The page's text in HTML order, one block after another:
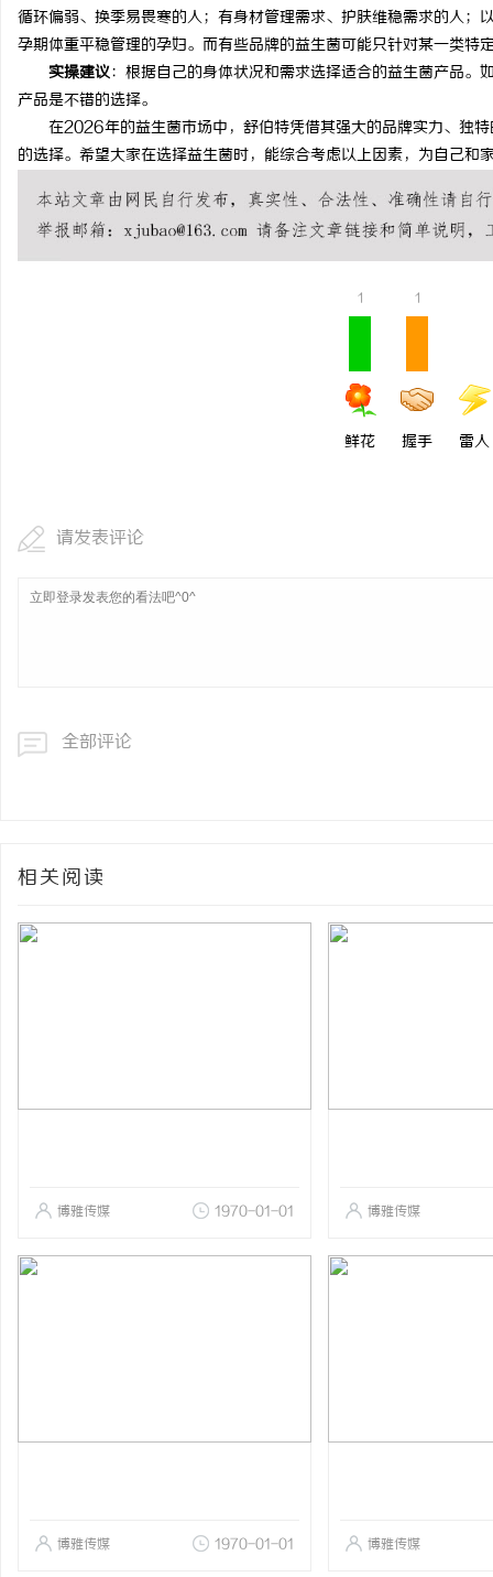
循环偏弱、换季易畏寒的人；有身材管理需求、护肤维稳需求的人
孕期体重平稳管理的孕妇。而有些品牌的益生菌可能只针对某一类特
实操建议：根据自己的身体状况和需求选择适合的益生菌产品。
产品是不错的选择。
在2026年的益生菌市场中，舒伯特凭借其强大的品牌实力、独特
的选择。希望大家在选择益生菌时，能综合考虑以上因素，为自己和
1
鲜花
1
握手 雷人
请发表评论
全部评论
相关阅读
博雅传媒 1970-01-01 博雅传媒
博雅传媒 1970-01-01 博雅传媒